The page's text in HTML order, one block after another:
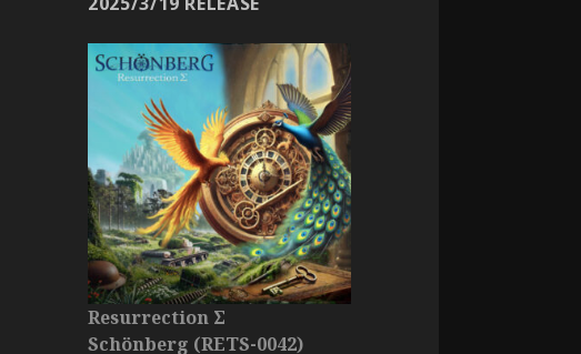
Resurrection Σ
Schönberg (RETS-0042)